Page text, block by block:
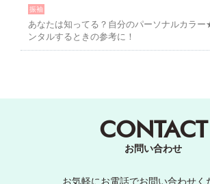
振袖
あなたは知ってる？自分のパーソナルカラ
ンタルするときの参考に！
CONTACT
お問い合わせ
お気軽にお電話でお問い合わせく